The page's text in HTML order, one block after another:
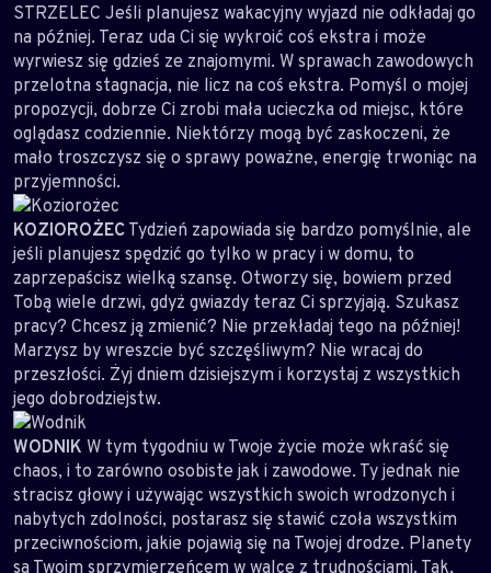
STRZELEC Jeśli planujesz wakacyjny wyjazd nie odkładaj go
na później. Teraz uda Ci się wykroić coś ekstra i może
wyrwiesz się gdzieś ze znajomymi. W sprawach zawodowych
przelotna stagnacja, nie licz na coś ekstra. Pomyśl o mojej
propozycji, dobrze Ci zrobi mała ucieczka od miejsc, które
oglądasz codziennie. Niektórzy mogą być zaskoczeni, że
mało troszczysz się o sprawy poważne, energię trwoniąc na
przyjemności.
KOZIOROŻECTydzień zapowiada się bardzo pomyślnie, ale
jeśli planujesz spędzić go tylko w pracy i w domu, to
zaprzepaścisz wielką szansę. Otworzy się, bowiem przed
Tobą wiele drzwi, gdyż gwiazdy teraz Ci sprzyjają. Szukasz
pracy? Chcesz ją zmienić? Nie przekładaj tego na później!
Marzysz by wreszcie być szczęśliwym? Nie wracaj do
przeszłości. Żyj dniem dzisiejszym i korzystaj z wszystkich
jego dobrodziejstw.
WODNIK W tym tygodniu w Twoje życie może wkraść się
chaos, i to zarówno osobiste jak i zawodowe. Ty jednak nie
stracisz głowy i używając wszystkich swoich wrodzonych i
nabytych zdolności, postarasz się stawić czoła wszystkim
przeciwnościom, jakie pojawią się na Twojej drodze. Planety
są Twoim sprzymierzeńcem w walce z trudnościami. Tak,